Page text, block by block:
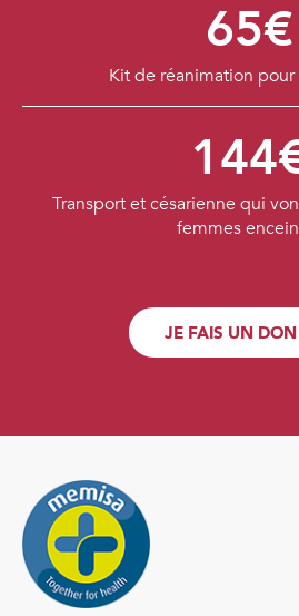
65€
Kit de réanimation
Transport et césarienne qui
femmes
JE FAIS UN DON